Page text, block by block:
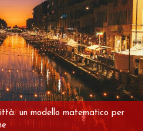
un modello matematico per